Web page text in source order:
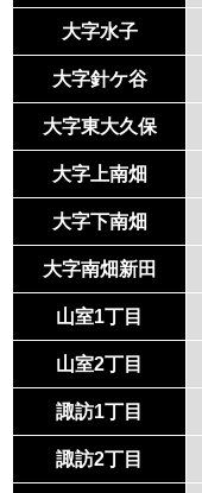
大字水子
大字針ケ谷
大字東大久保
大字上南畑
大字下南畑
大字南畑新田
山室1丁目
山室2丁目
諏訪1丁目
諏訪2丁目